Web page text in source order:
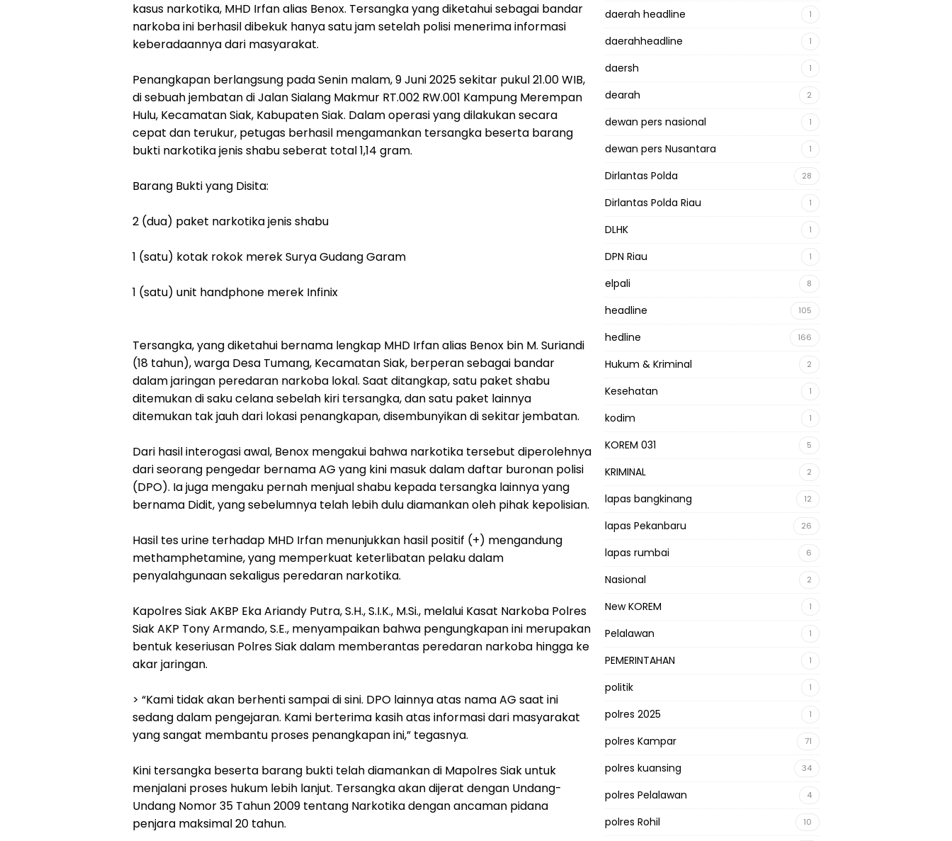
kasus narkotika, MHD Irfan alias Benox. Tersangka yang diketahui sebagai bandar
narkoba ini berhasil dibekuk hanya satu jam setelah polisi menerima informasi
keberadaannya dari masyarakat.
Penangkapan berlangsung pada Senin malam, 9 Juni 2025 sekitar pukul 21.00 WIB,
di sebuah jembatan di Jalan Sialang Makmur RT.002 RW.001 Kampung Merempan
Hulu, Kecamatan Siak, Kabupaten Siak. Dalam operasi yang dilakukan secara
cepat dan terukur, petugas berhasil mengamankan tersangka beserta barang
bukti narkotika jenis shabu seberat total 1,14 gram.
Barang Bukti yang Disita:
2 (dua) paket narkotika jenis shabu
1 (satu) kotak rokok merek Surya Gudang Garam
1 (satu) unit handphone merek Infinix
Tersangka, yang diketahui bernama lengkap MHD Irfan alias Benox bin M. Suriandi
(18 tahun), warga Desa Tumang, Kecamatan Siak, berperan sebagai bandar
dalam jaringan peredaran narkoba lokal. Saat ditangkap, satu paket shabu
ditemukan di saku celana sebelah kiri tersangka, dan satu paket lainnya
ditemukan tak jauh dari lokasi penangkapan, disembunyikan di sekitar jembatan.
Dari hasil interogasi awal, Benox mengakui bahwa narkotika tersebut diperolehnya
dari seorang pengedar bernama AG yang kini masuk dalam daftar buronan polisi
(DPO). Ia juga mengaku pernah menjual shabu kepada tersangka lainnya yang
bernama Didit, yang sebelumnya telah lebih dulu diamankan oleh pihak kepolisian.
Hasil tes urine terhadap MHD Irfan menunjukkan hasil positif (+) mengandung
methamphetamine, yang memperkuat keterlibatan pelaku dalam
penyalahgunaan sekaligus peredaran narkotika.
Kapolres Siak AKBP Eka Ariandy Putra, S.H., S.I.K., M.Si., melalui Kasat Narkoba Polres
Siak AKP Tony Armando, S.E., menyampaikan bahwa pengungkapan ini merupakan
bentuk keseriusan Polres Siak dalam memberantas peredaran narkoba hingga ke
akar jaringan.
> “Kami tidak akan berhenti sampai di sini. DPO lainnya atas nama AG saat ini
sedang dalam pengejaran. Kami berterima kasih atas informasi dari masyarakat
yang sangat membantu proses penangkapan ini,” tegasnya.
Kini tersangka beserta barang bukti telah diamankan di Mapolres Siak untuk
menjalani proses hukum lebih lanjut. Tersangka akan dijerat dengan Undang-
Undang Nomor 35 Tahun 2009 tentang Narkotika dengan ancaman pidana
penjara maksimal 20 tahun.
daerah headline 1
daerahheadline 1
daersh 1
dearah 2
dewan pers nasional 1
dewan pers Nusantara 1
Dirlantas Polda 28
Dirlantas Polda Riau 1
DLHK 1
DPN Riau 1
elpali 8
headline 105
hedline 166
Hukum & Kriminal 2
Kesehatan 1
kodim 1
KOREM 031 5
KRIMINAL 2
lapas bangkinang 12
lapas Pekanbaru 26
lapas rumbai 6
Nasional 2
New KOREM 1
Pelalawan 1
PEMERINTAHAN 1
politik 1
polres 2025 1
polres Kampar 71
polres kuansing 34
polres Pelalawan 4
polres Rohil 10